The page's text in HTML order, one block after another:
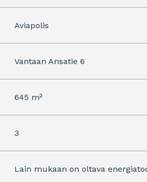
Aviapolis
Vantaan Ansatie 6
645 m²
3
Lain mukaan on oltava